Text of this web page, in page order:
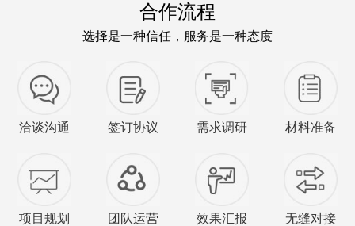
合作流程
选择是一种信任，服务是一种态度
洽谈沟通 签订协议 需求调研 材料准备
项目规划 团队运营 效果汇报 无缝对接